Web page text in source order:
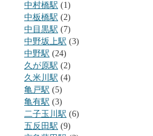
中村橋駅 (1)
中板橋駅 (2)
中目黒駅 (7)
中野坂上駅 (3)
中野駅 (24)
久が原駅 (2)
久米川駅 (4)
亀戸駅 (5)
亀有駅 (3)
二子玉川駅 (6)
五反田駅 (9)